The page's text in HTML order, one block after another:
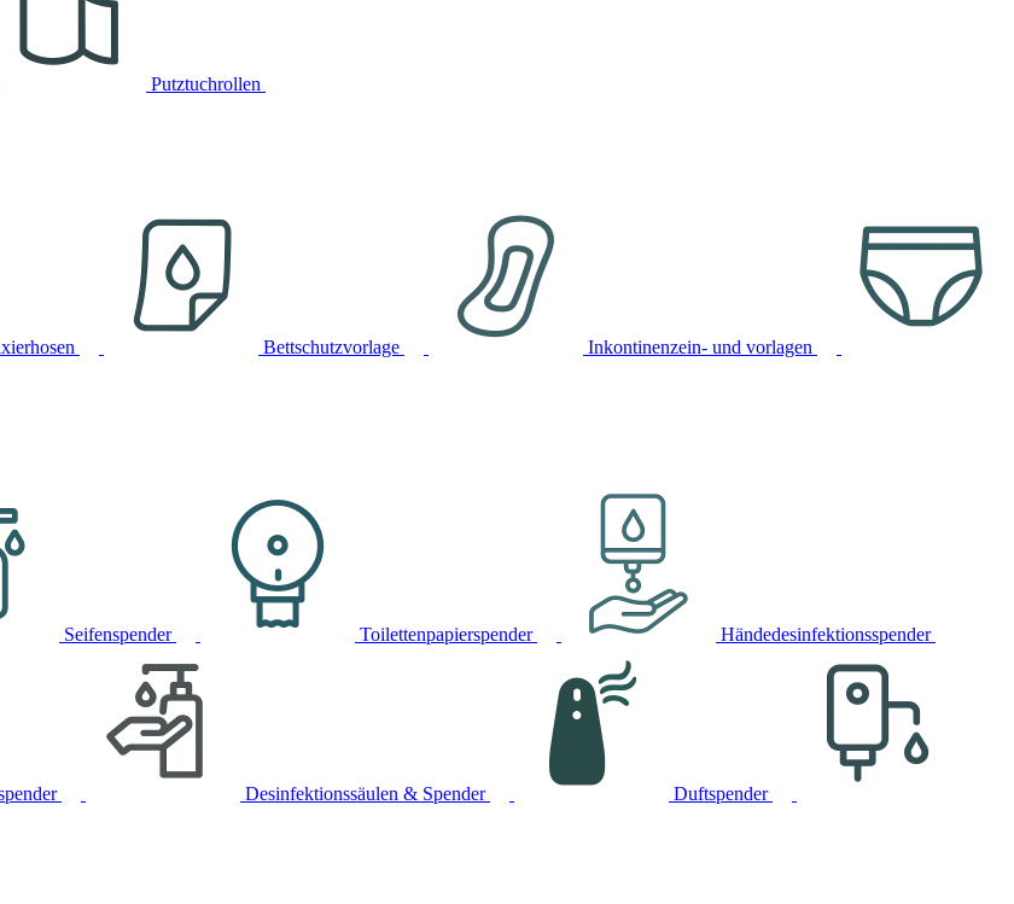
Putztuchrollen
Bettschutzvorlage
Inkontinenzein- und vorlagen
Seifenspender Toilettenpapierspender Händedesinfektionsspender
Desinfektionssäulen & Spender
Duftspender